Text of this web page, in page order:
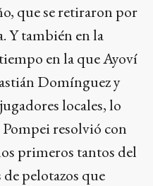
que se retiraron por
Y también en la
en la que Ayoví
Domínguez y
locales, lo
resolvió con
primeros tantos del
pelotazos que